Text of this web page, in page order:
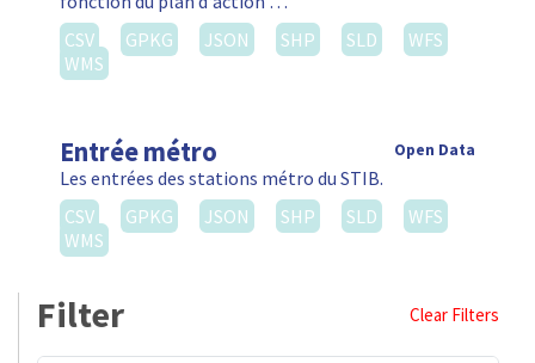
CSV
GPKG JSON SHP SLD
WFS
WMS
Entrée métro Open Data
Les entrées des stations métro du STIB.
CSV
GPKG JSON SHP SLD
WFS
WMS
Filter Clear Filters